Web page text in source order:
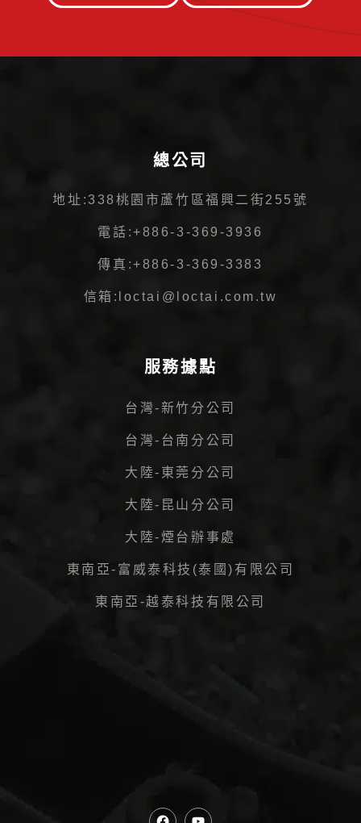
總公司
地址:338桃園市蘆竹區福興二街255號
電話:+886-3-369-3936
傳真:+886-3-369-3383
信箱: loctai@loctai.com.tw
服務據點
台灣-新竹分公司
台灣-台南分公司
大陸-東莞分公司
大陸-昆山分公司
大陸-煙台辦事處
東南亞-富威泰科技(泰國)有限公司
東南亞-越泰科技有限公司